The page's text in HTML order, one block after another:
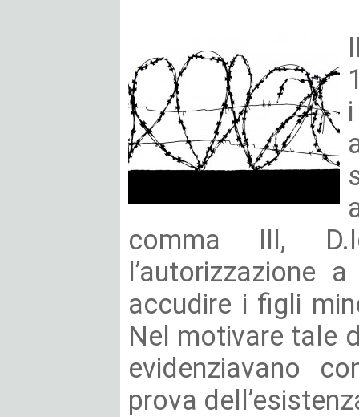
comma III,
l’autorizzazione
accudire i figli
Nel motivare tale
evidenziavano
prova